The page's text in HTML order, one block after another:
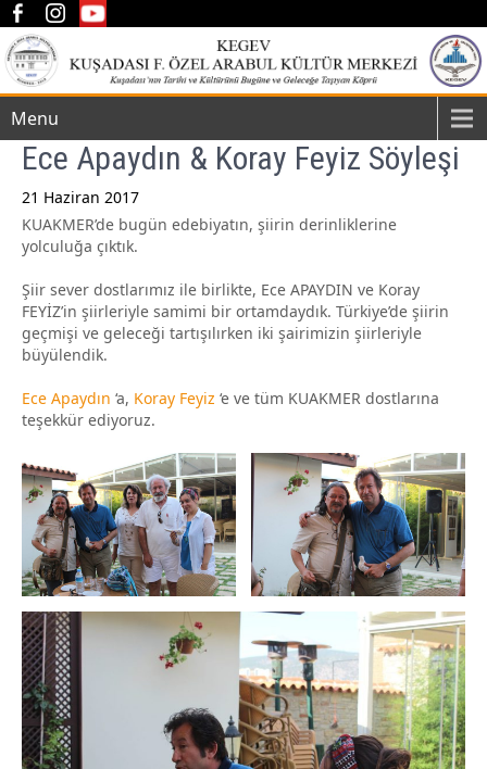
Menu
Ece Apaydın & Koray Feyiz Söyleşi
21 Haziran 2017
KUAKMER’de bugün edebiyatın, şiirin derinliklerine
yolculuğa çıktık.
Şiir sever dostlarımız ile birlikte, Ece APAYDIN ve Koray
FEYİZ’in şiirleriyle samimi bir ortamdaydık. Türkiye’de şiirin
geçmişi ve geleceği tartışılırken iki şairimizin şiirleriyle
büyülendik.
Ece Apaydın ‘a, Koray Feyiz ‘e ve tüm KUAKMER dostlarına
teşekkür ediyoruz.
Post